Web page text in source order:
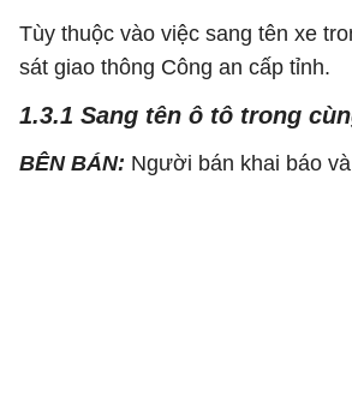
Tùy thuộc vào việc sang tên xe
sát giao thông Công an cấp tỉnh.
1.3.1 Sang tên ô tô trong
BÊN BÁN: Người bán khai báo